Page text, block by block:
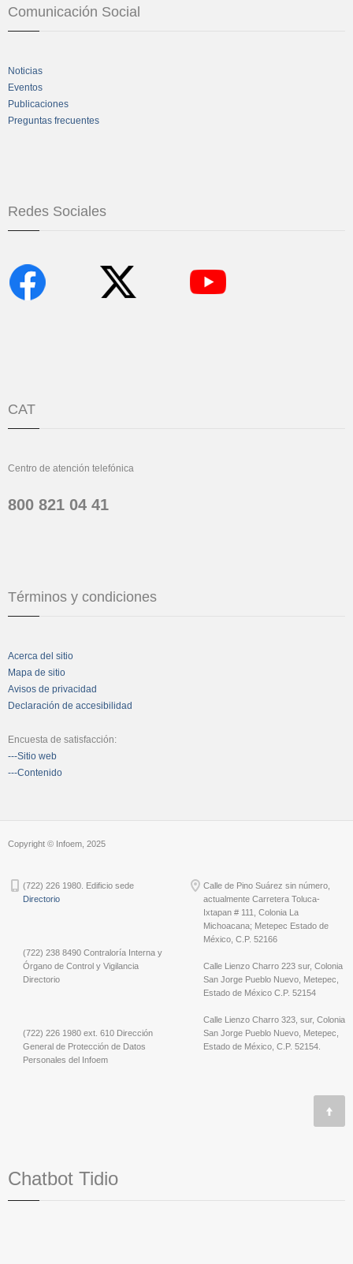
Comunicación Social
Noticias
Eventos
Publicaciones
Preguntas frecuentes
Redes Sociales
CAT
Centro de atención telefónica
800 821 04 41
Términos y condiciones
Acerca del sitio
Mapa de sitio
Avisos de privacidad
Declaración de accesibilidad
Encuesta de satisfacción:
---Sitio web
---Contenido
Copyright © Infoem, 2025
(722) 226 1980. Edificio sede
Directorio
(722) 238 8490 Contraloría Interna y
Órgano de Control y Vigilancia
Directorio
(722) 226 1980 ext. 610 Dirección
General de Protección de Datos
Personales del Infoem
Calle de Pino Suárez sin número,
actualmente Carretera Toluca-
Ixtapan # 111, Colonia La
Michoacana; Metepec Estado de
México, C.P. 52166
Calle Lienzo Charro 223 sur, Colonia
San Jorge Pueblo Nuevo, Metepec,
Estado de México C.P. 52154
Calle Lienzo Charro 323, sur, Colonia
San Jorge Pueblo Nuevo, Metepec,
Estado de México, C.P. 52154.
Chatbot Tidio